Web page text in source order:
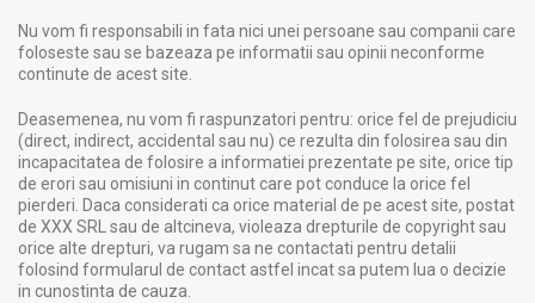
Nu vom fi responsabili in fata nici unei persoane sau companii care
foloseste sau se bazeaza pe informatii sau opinii neconforme
continute de acest site.
Deasemenea, nu vom fi raspunzatori pentru: orice fel de prejudiciu
(direct, indirect, accidental sau nu) ce rezulta din folosirea sau din
incapacitatea de folosire a informatiei prezentate pe site, orice tip
de erori sau omisiuni in continut care pot conduce la orice fel
pierderi. Daca considerati ca orice material de pe acest site, postat
de XXX SRL sau de altcineva, violeaza drepturile de copyright sau
orice alte drepturi, va rugam sa ne contactati pentru detalii
folosind formularul de contact astfel incat sa putem lua o decizie
in cunostinta de cauza.